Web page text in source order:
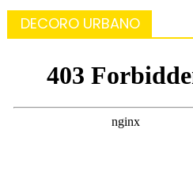
DECORO URBANO